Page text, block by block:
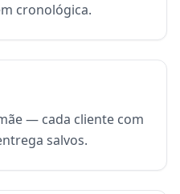
cronológica.
— cada cliente com
salvos.